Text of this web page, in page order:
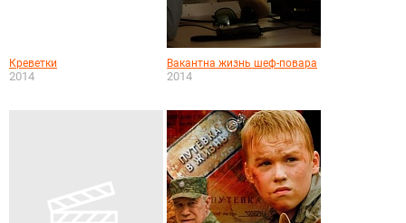
Креветки
2014
Вакантна жизнь шеф-повара
2014